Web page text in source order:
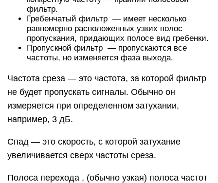
фильтр.
Гребенчатый фильтр — имеет несколько
равномерно расположенных узких полос
пропускания, придающих полосе вид гребенки.
Пропускной фильтр — пропускаются все
частоты, но изменяется фаза выхода.
Частота среза — это частота, за которой фильтр
не будет пропускать сигналы. Обычно он
измеряется при определенном затухании,
например, 3 дБ.
Спад — это скорость, с которой затухание
увеличивается сверх частоты среза.
Полоса перехода , (обычно узкая) полоса частот